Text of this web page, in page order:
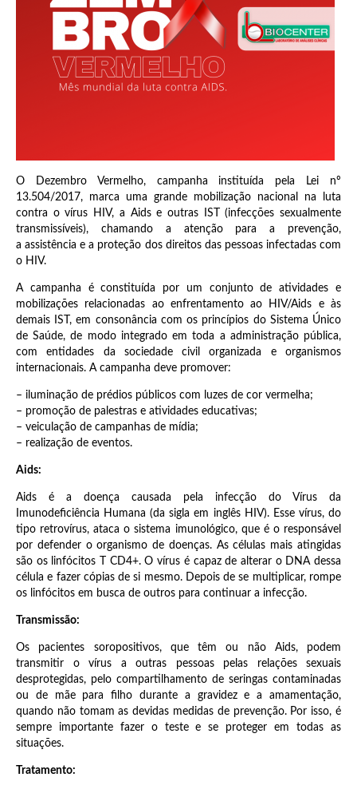
O Dezembro Vermelho, campanha instituída pela Lei nº
13.504/2017, marca uma grande mobilização nacional na luta
contra o vírus HIV, a Aids e outras IST (infecções sexualmente
transmissíveis), chamando a atenção para a prevenção,
a assistência e a proteção dos direitos das pessoas infectadas com
o HIV.
A campanha é constituída por um conjunto de atividades e
mobilizações relacionadas ao enfrentamento ao HIV/Aids e às
demais IST, em consonância com os princípios do Sistema Único
de Saúde, de modo integrado em toda a administração pública,
com entidades da sociedade civil organizada e organismos
internacionais. A campanha deve promover:
– iluminação de prédios públicos com luzes de cor vermelha;
– promoção de palestras e atividades educativas;
– veiculação de campanhas de mídia;
– realização de eventos.
Aids:
Aids é a doença causada pela infecção do Vírus da
Imunodeficiência Humana (da sigla em inglês HIV). Esse vírus, do
tipo retrovírus, ataca o sistema imunológico, que é o responsável
por defender o organismo de doenças. As células mais atingidas
são os linfócitos T CD4+. O vírus é capaz de alterar o DNA dessa
célula e fazer cópias de si mesmo. Depois de se multiplicar, rompe
os linfócitos em busca de outros para continuar a infecção.
Transmissão:
Os pacientes soropositivos, que têm ou não Aids, podem
transmitir o vírus a outras pessoas pelas relações sexuais
desprotegidas, pelo compartilhamento de seringas contaminadas
ou de mãe para filho durante a gravidez e a amamentação,
quando não tomam as devidas medidas de prevenção. Por isso, é
sempre importante fazer o teste e se proteger em todas as
situações.
Tratamento: